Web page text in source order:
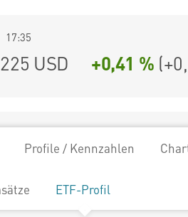
17:35
USD +0,41 % (
Profile / Kennzahlen
ETF-Profil